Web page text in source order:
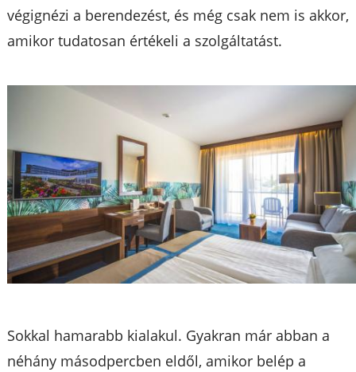
végignézi a berendezést, és még csak nem is akkor,
amikor tudatosan értékeli a szolgáltatást.
Sokkal hamarabb kialakul. Gyakran már abban a
néhány másodpercben eldől, amikor belép a